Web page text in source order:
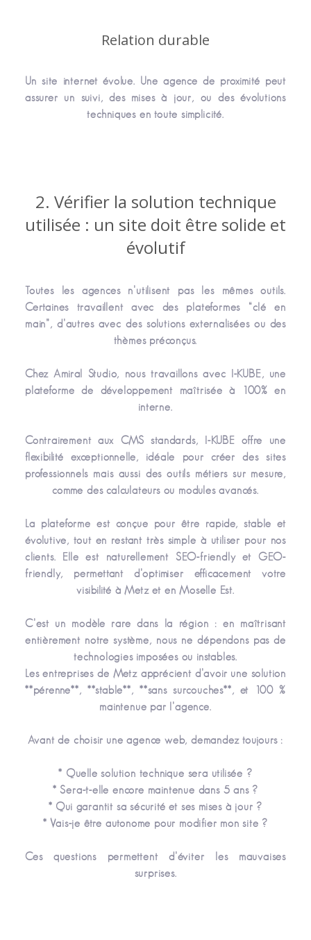
Relation durable
Un site internet évolue. Une agence de proximité peut
assurer un suivi, des mises à jour, ou des évolutions
techniques en toute simplicité.
2. Vérifier la solution technique
utilisée : un site doit être solide et
évolutif
Toutes les agences n’utilisent pas les mêmes outils.
Certaines travaillent avec des plateformes “clé en
main”, d’autres avec des solutions externalisées ou des
thèmes préconçus.
Chez Amiral Studio, nous travaillons avec I-KUBE, une
plateforme de développement maîtrisée à 100% en
interne.
Contrairement aux CMS standards, I-KUBE offre une
flexibilité exceptionnelle, idéale pour créer des sites
professionnels mais aussi des outils métiers sur mesure,
comme des calculateurs ou modules avancés.
La plateforme est conçue pour être rapide, stable et
évolutive, tout en restant très simple à utiliser pour nos
clients. Elle est naturellement SEO-friendly et GEO-
friendly, permettant d’optimiser efficacement votre
visibilité à Metz et en Moselle Est.
C’est un modèle rare dans la région : en maîtrisant
entièrement notre système, nous ne dépendons pas de
technologies imposées ou instables.
Les entreprises de Metz apprécient d’avoir une solution
**pérenne**, **stable**, **sans surcouches**, et 100 %
maintenue par l’agence.
Avant de choisir une agence web, demandez toujours :
* Quelle solution technique sera utilisée ?
* Sera-t-elle encore maintenue dans 5 ans ?
* Qui garantit sa sécurité et ses mises à jour ?
* Vais-je être autonome pour modifier mon site ?
Ces questions permettent d’éviter les mauvaises
surprises.